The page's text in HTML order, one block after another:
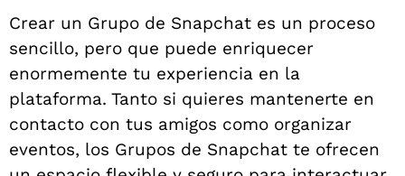
Crear un Grupo de Snapchat es un proceso
sencillo, pero que puede enriquecer
enormemente tu experiencia en la
plataforma. Tanto si quieres mantenerte en
contacto con tus amigos como organizar
eventos, los Grupos de Snapchat te ofrecen